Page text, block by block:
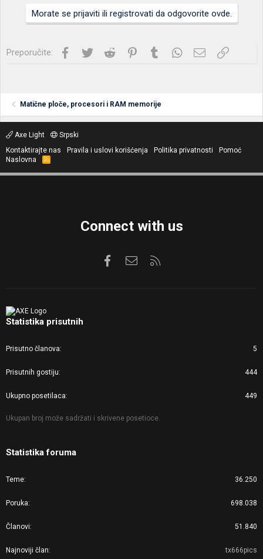
Morate se prijaviti ili registrovati da odgovorite ovde.
Preporučite: Facebook
Twitter Reddit PinterestTumblrWhatsApp
Imejl Link
Matične ploče, procesori i RAM memorije
Axe Light
Srpski
Kontaktirajte nas
Pravila i uslovi korišćenja Politika privatnosti
Pomoć
Naslovna
R
S
Connect with us
FacebookKontaktirajte nas
Statistika prisutnih
Prisutno članova 5
Prisutnih gostiju 444
Ukupno posetilaca 449
Ukupan broj može sadržati i skrivene posetioce.
Statistika foruma
Teme 36.250
Poruka 698.038
Članovi 51.840
Najnoviji član tx666pics